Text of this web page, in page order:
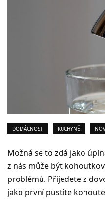
DOMÁCNOST KUCHYNĚ
Možná se to zdá jako
z nás může být
problémů. Přijedete z
jako první pustíte